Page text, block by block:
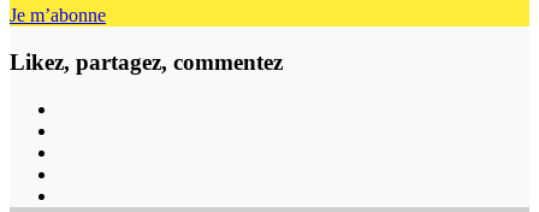
Je m’abonne
Likez, partagez, commentez